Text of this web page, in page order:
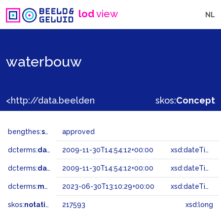
lodview NL
waterbouw
skos:Concept
bengthes:status approved
dcterms:dateAccepted 2009-11-30T14:54:12+00:00 xsd:dateTime
dcterms:dateSubmitted 2009-11-30T14:54:12+00:00 xsd:dateTime
dcterms:modified 2023-06-30T13:10:29+00:00 xsd:dateTime
skos:notation 217593 xsd:long